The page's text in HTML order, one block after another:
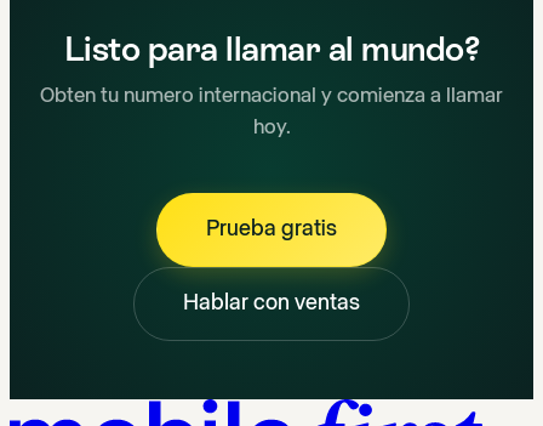
Listo para llamar al mundo?
Obten tu numero internacional y comienza a llamar
hoy.
Prueba gratis
Hablar con ventas